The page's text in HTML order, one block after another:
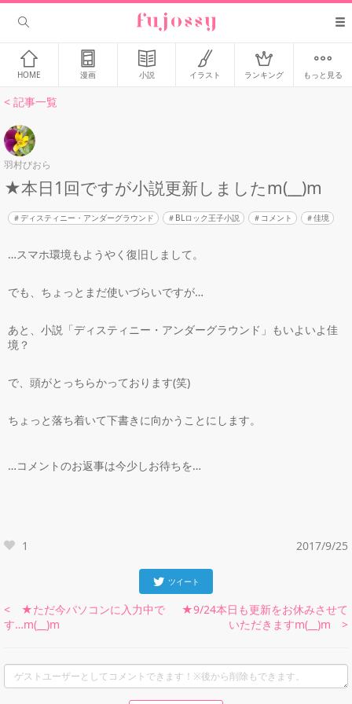
HOME 漫画 小説 イラスト ランキング もっと見る
< 記事一覧
羽村びおら
★本日1回ですが小説更新しましたm(__)m
ディスティニー・アンダーグラウンド BLロック王子小説 コメント 佳境
…スマホ環境もようやく復旧しまして。
でも、ちょっとまだ使いづらいですが…
あと、小説「ディスティニー・アンダーグラウンド」もいよいよ佳
境？
で、頭がとっちらかっております(笑)
ちょっと落ち着いて下書きに向かうことにします。
…コメントのお返事は今少しお待ちを…
1 2017/9/25
ツイート
< ★ただ今パソコンに入力中で
す…m(__)m
★9/24本日も更新をお休みさせて
いただきますm(__)m >